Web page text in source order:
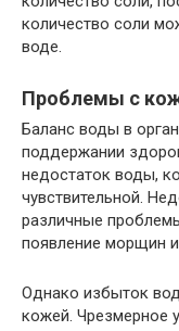
количество соли
воде.
Проблемы с
Баланс воды в
поддержании
недостаток воды,
чувствительной.
различные
появление морщин
Однако избыток
кожей. Чрезмерное